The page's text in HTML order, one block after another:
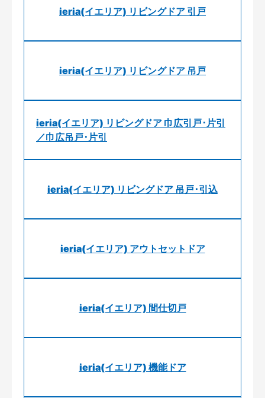
ieria(イエリア) リビングドア 引戸
ieria(イエリア) リビングドア 吊戸
ieria(イエリア) リビングドア 巾広引戸･片引
／巾広吊戸･片引
ieria(イエリア) リビングドア 吊戸･引込
ieria(イエリア) アウトセットドア
ieria(イエリア) 間仕切戸
ieria(イエリア) 機能ドア